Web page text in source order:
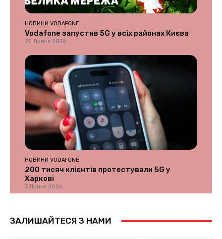
НОВИНИ VODAFONE
Vodafone запустив 5G у всіх районах Києва
22 Липня 2026
НОВИНИ VODAFONE
200 тисяч клієнтів протестували 5G у
Харкові
3 Липня 2026
ЗАЛИШАЙТЕСЯ З НАМИ